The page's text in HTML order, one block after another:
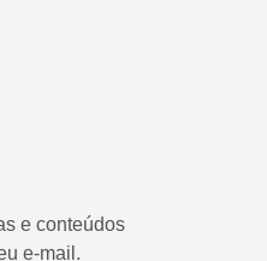
e conteúdos
e-mail.